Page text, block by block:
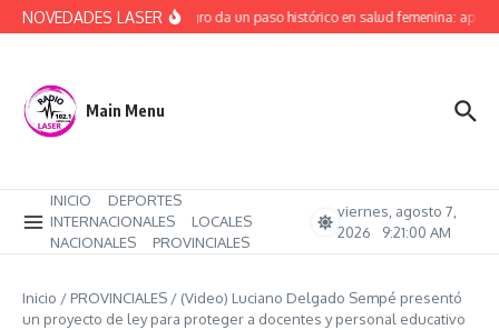
Saltar al contenido
NOVEDADES LASERRío Negro da un paso histórico en salud femenina:
Main Menu
INICIO
DEPORTES
INTERNACIONALES
LOCALES
NACIONALES
PROVINCIALES
viernes, agosto 7,
2026
9:21:01 AM
Inicio / PROVINCIALES / (Video) Luciano Delgado Sempé presentó
un proyecto de ley para proteger a docentes y personal educativo